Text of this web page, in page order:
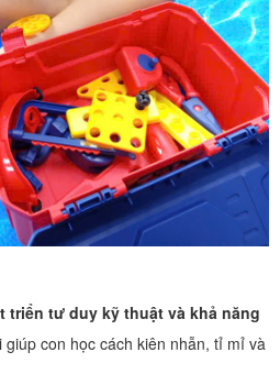
triển tư duy kỹ thuật và khả năng
giúp con học cách kiên nhẫn, tỉ mỉ và